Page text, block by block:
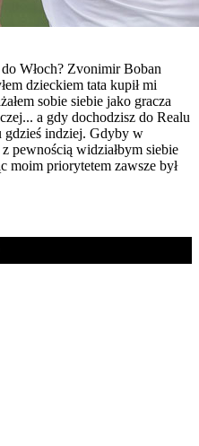
Włoch? Zvonimir Boban
dzieckiem tata kupił mi
sobie siebie jako gracza
a gdy dochodzisz do Realu
gdzieś indziej. Gdyby w
pewnością widziałbym siebie
moim priorytetem zawsze był